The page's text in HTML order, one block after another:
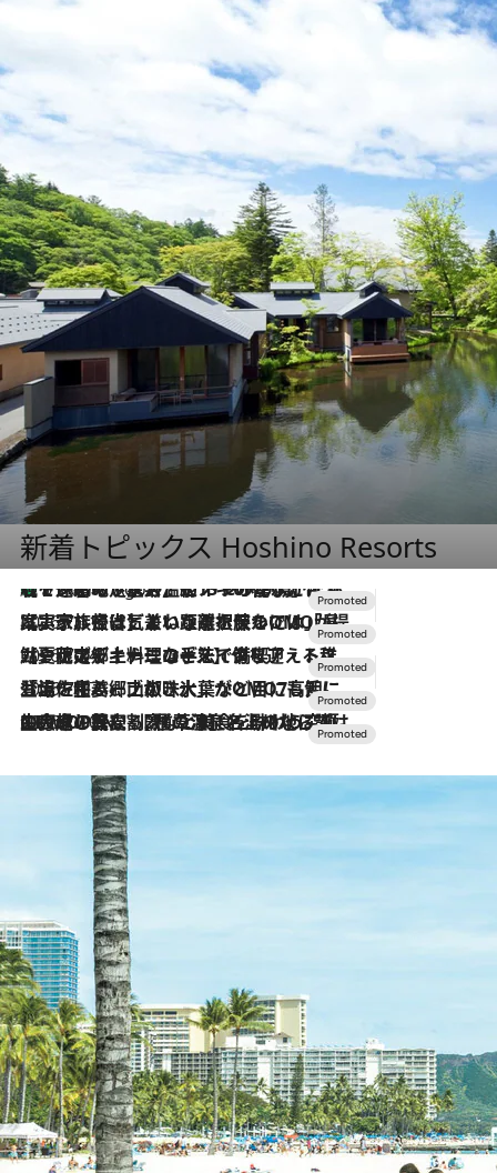
新着トピックス Hoshino Resorts
6 Hours Ago
【トンボの足水浴】ヒノキの香りに包まれて涼感マックス！約13℃の湧水かけ流しを避暑地「星野温泉 トンボの湯」で体験
2026.7.31
【ホテル帰省】という選択肢をOMOが提案。家族とほどよい距離を保つには「昼は実家、夜は気兼ねなくホテルで！」
2026.7.24
【夏限定ディナーコース】旬を迎える稚鮎や花ズッキーニなどをイタリア・トスカーナの郷土料理の手法で満喫！
2026.7.17
「土佐和ハーブかき氷」がOMO7高知に登場！生姜、山椒、大葉など目にも舌にも涼を呼ぶ郷土の味
2026.7.10
NEW OPEN！【界 草津】名湯の地に誕生。趣の異なる2種の温泉と上州ならではの会席・蕎麦割烹など美食を味わう究極の癒やし旅